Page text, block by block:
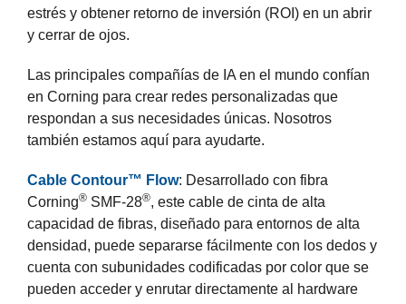
estrés y obtener retorno de inversión (ROI) en un abrir
y cerrar de ojos.
Las principales compañías de IA en el mundo confían
en Corning para crear redes personalizadas que
respondan a sus necesidades únicas. Nosotros
también estamos aquí para ayudarte.
Cable Contour™ Flow: Desarrollado con fibra
Corning® SMF-28®, este cable de cinta de alta
capacidad de fibras, diseñado para entornos de alta
densidad, puede separarse fácilmente con los dedos y
cuenta con subunidades codificadas por color que se
pueden acceder y enrutar directamente al hardware